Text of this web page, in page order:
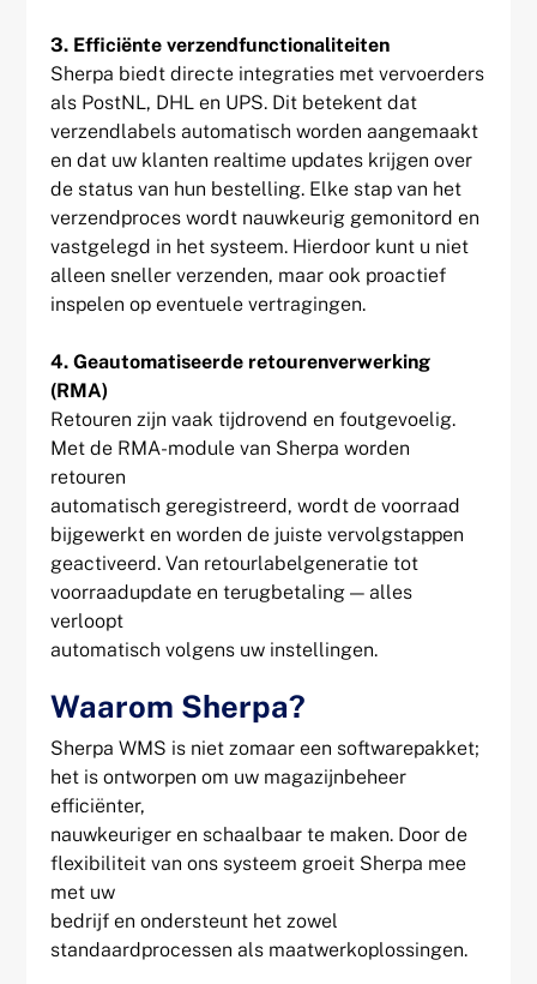
3. Efficiënte verzendfunctionaliteiten
Sherpa biedt directe integraties met vervoerders
als PostNL, DHL en UPS. Dit betekent dat
verzendlabels automatisch worden aangemaakt
en dat uw klanten realtime updates krijgen over
de status van hun bestelling. Elke stap van het
verzendproces wordt nauwkeurig gemonitord en
vastgelegd in het systeem. Hierdoor kunt u niet
alleen sneller verzenden, maar ook proactief
inspelen op eventuele vertragingen.
4. Geautomatiseerde retourenverwerking
(RMA)
Retouren zijn vaak tijdrovend en foutgevoelig.
Met de RMA-module van Sherpa worden
retouren
automatisch geregistreerd, wordt de voorraad
bijgewerkt en worden de juiste vervolgstappen
geactiveerd. Van retourlabelgeneratie tot
voorraadupdate en terugbetaling — alles
verloopt
automatisch volgens uw instellingen.
Waarom Sherpa?
Sherpa WMS is niet zomaar een softwarepakket;
het is ontworpen om uw magazijnbeheer
efficiënter,
nauwkeuriger en schaalbaar te maken. Door de
flexibiliteit van ons systeem groeit Sherpa mee
met uw
bedrijf en ondersteunt het zowel
standaardprocessen als maatwerkoplossingen.